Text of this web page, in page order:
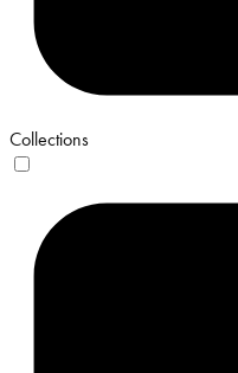
Collections